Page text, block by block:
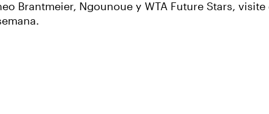
Brantmeier, Ngounoue y WTA Future Stars,